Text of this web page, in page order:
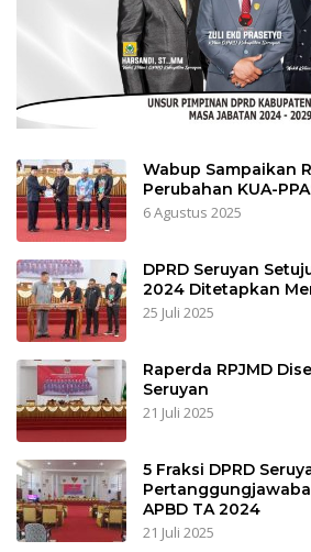
Wabup Sampaikan
Perubahan KUA-
6 Agustus 2025
DPRD Seruyan
2024 Ditetapkan
25 Juli 2025
Raperda RPJMD
Seruyan
21 Juli 2025
5 Fraksi DPRD
APBD TA 2024
21 Juli 2025